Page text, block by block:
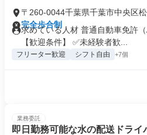
〒260-0044千葉県千葉市中央区
完全歩合制
求めている人材 普通自動車免許
【歓迎条件】 ✅未経験者歓...
フリーター歓迎 シフト自由 +7個
業務委託
即日勤務可能な水の配送ドライ